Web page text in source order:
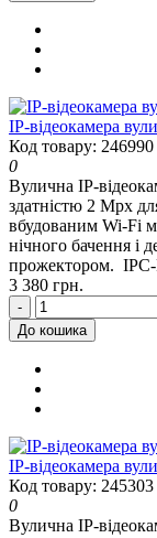
IP-відеокамера
Код товару: 246990
0
Вулична IP-
здатністю 2 Mpx
вбудованим Wi-Fi
нічного бачення і
прожектором. IPC-
3 380 грн.
-
До кошика
IP-відеокамера
Код товару: 245303
0
Вулична IP-